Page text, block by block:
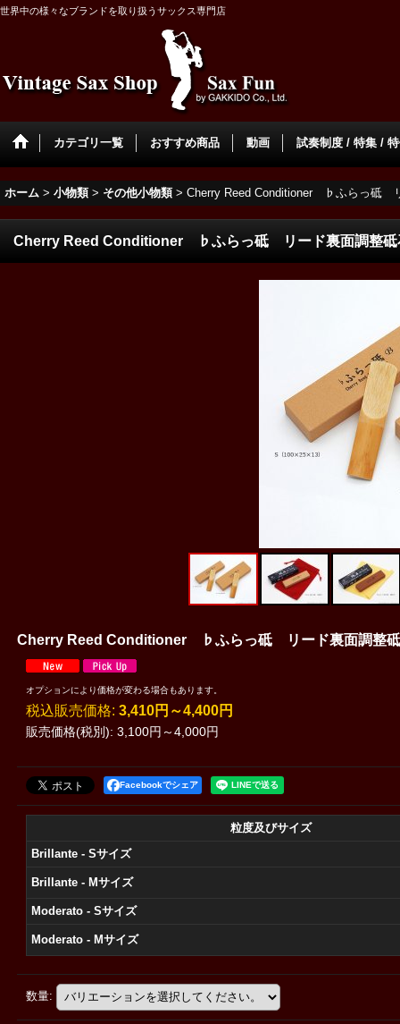
世界中の様々なブランドを取り扱うサックス専門店
カテゴリ一覧 おすすめ商品 動画 試奏制度 / 特集 /
ホーム > 小物類 > その他小物類 > Cherry Reed Conditioner ♭ふらっ砥
Cherry Reed Conditioner ♭ふらっ砥 リード裏面調整砥
Cherry Reed Conditioner ♭ふらっ砥 リード裏面調整
販売価格(税別): 3,100円～4,000円
税込 : 3,410円～4,400円
オプションにより価格が変わる場合もあります。
Facebookでシェア
粒度及びサイズ
Brillante - Sサイズ
Brillante - Mサイズ
Moderato - Sサイズ
Moderato - Mサイズ
数量: